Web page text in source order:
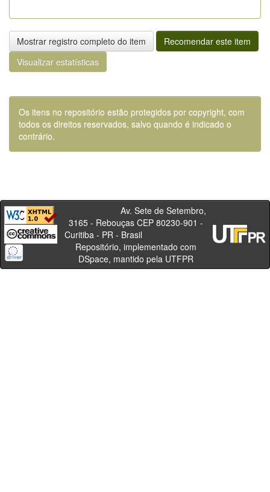
Mostrar registro completo do item
Recomendar este item
Visualizar estatísticas
Os itens no repositório estão protegidos por copyright, com
todos os direitos reservados, salvo quando é indicado o
contrário.
Av. Sete de Setembro,
3165 - Rebouças CEP 80230-901 -
Curitiba - PR - Brasil
Repositório, implementado com
DSpace, mantido pela UTFPR